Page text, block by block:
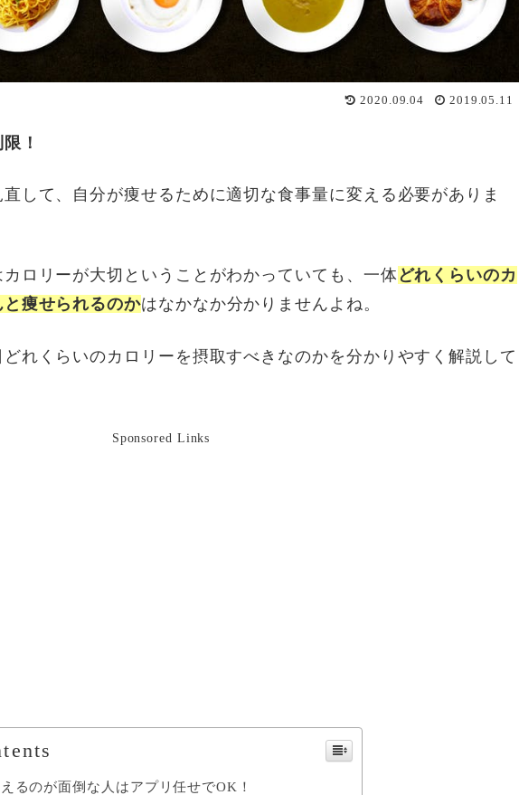
2020.09.04 2019.05.11
！
して、自分が痩せるために適切な食事量に変える必要がありま
ロリーが大切ということがわかっていても、一体 どれくらいのカ
痩せられるのかはなかなか分かりませんよね。
れくらいのカロリーを摂取すべきなのかを分かりやすく解説して
Sponsored Links
るのが面倒な人はアプリ任せでOK！